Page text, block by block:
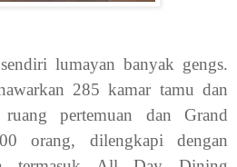
lumayan banyak gengs.
285 kamar tamu dan
pertemuan dan Grand
orang, dilengkapi dengan